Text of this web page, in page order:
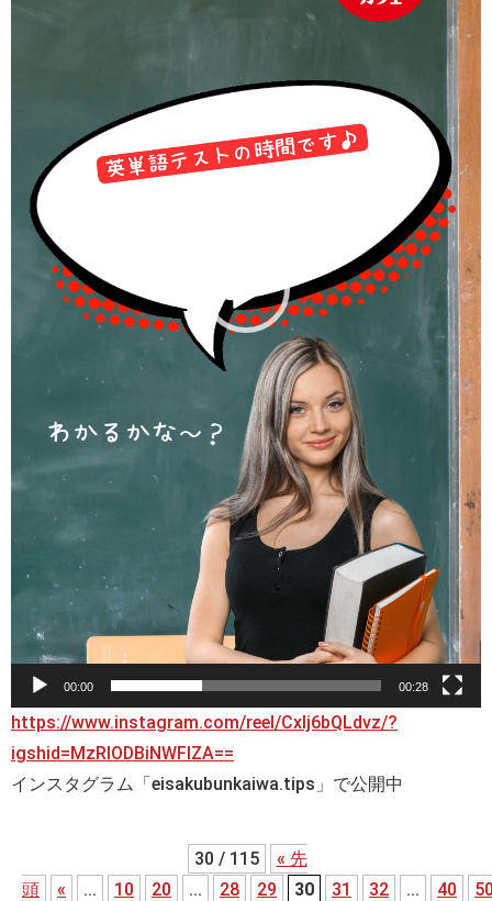
00:00 00:28
https://www.instagram.com/reel/CxIj6bQLdvz/?
igshid=MzRlODBiNWFlZA==
インスタグラム「eisakubunkaiwa.tips」で公開中
30 / 115
« 先
頭
« ... 10 20 ... 28 29 30 31 32 ... 40